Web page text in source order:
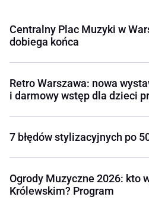
Centralny Plac Muzyki w
dobiega końca
Retro Warszawa: nowa
i darmowy wstęp dla dzieci
7 błędów stylizacyjnych po
Ogrody Muzyczne 2026: kto
Królewskim? Program